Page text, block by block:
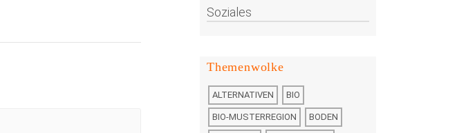
Soziales
Themenwolke
ALTERNATIVEN BIO
BIO-MUSTERREGION BODEN